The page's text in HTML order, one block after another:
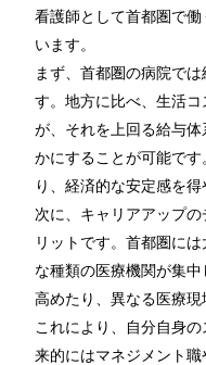
看護師として首都圏で
います。
まず、首都圏の病院で
す。地方に比べ、生活
が、それを上回る給与
かにすることが可能で
り、経済的な安定感を得
次に、キャリアアップ
リットです。首都圏に
な種類の医療機関が集
高めたり、異なる医療現
これにより、自分自身
来的にはマネジメント